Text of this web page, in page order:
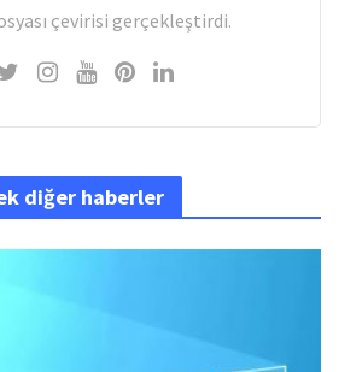
çevirisi gerçekleştirdi.
diğer haberler